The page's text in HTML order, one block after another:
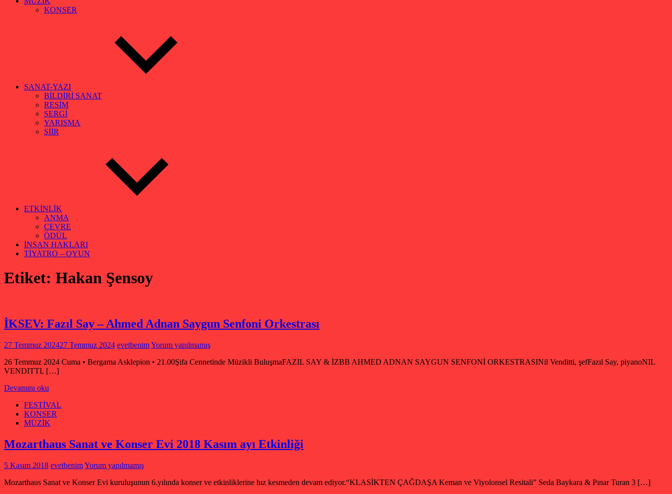
KONSER
SANAT-YAZI
BİLDİRİ SANAT
RESİM
SERGİ
YARIŞMA
ŞİİR
ETKİNLİK
ANMA
ÇEVRE
ÖDÜL
İNSAN HAKLARI
TİYATRO – OYUN
Etiket: Hakan Şensoy
İKSEV: Fazıl Say – Ahmed Adnan Saygun Senfoni Orkestrası
27 Temmuz 202427 Temmuz 2024 evetbenimYorum yapılmamış
26 Temmuz 2024 Cuma • Bergama Asklepion • 21.00Şifa Cennetinde Müzikli BuluşmaFAZIL SAY & İZBB AHMED ADNAN SAYGUN SENFONİ ORKESTRASINil Venditti, şefFazıl Say, piyanoNIL
VENDITTI, […]
Devamını oku
FESTİVAL
KONSER
MÜZİK
Mozarthaus Sanat ve Konser Evi 2018 Kasım ayı Etkinliği
5 Kasım 2018 evetbenimYorum yapılmamış
Mozarthaus Sanat ve Konser Evi kuruluşunun 6.yılında konser ve etkinliklerine hız kesmeden devam ediyor.“KLASİKTEN ÇAĞDAŞA Keman ve Viyolonsel Resitali” Seda Baykara & Pınar Turan 3 […]